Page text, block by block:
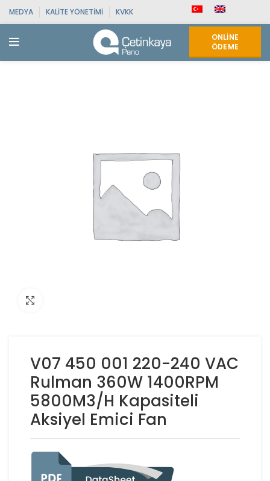
MEDYA KALITE YÖNETIMI KVKK
ONLINE
ÖDEME
V07 450 001 220-240 VAC
Rulman 360W 1400RPM
5800M3/H Kapasiteli
Aksiyel Emici Fan